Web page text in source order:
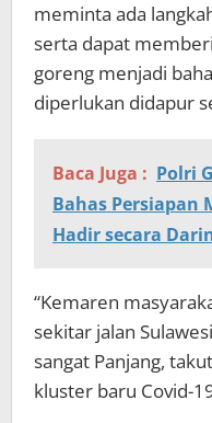
meminta ada
serta dapat
goreng menjadi
diperlukan didapur
Baca Juga : Polri
Bahas Persiapan
Hadir secara
“Kemaren
sekitar jalan
sangat Panjang,
kluster baru Covid-